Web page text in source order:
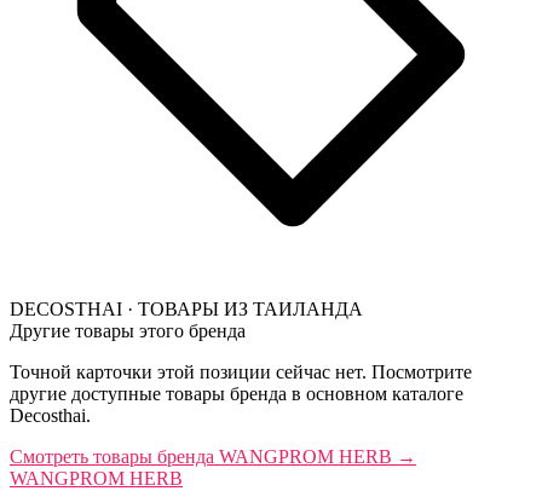
DECOSTHAI · ТОВАРЫ ИЗ ТАИЛАНДА
Другие товары этого бренда
Точной карточки этой позиции сейчас нет. Посмотрите
другие доступные товары бренда в основном каталоге
Decosthai.
Смотреть товары бренда WANGPROM HERB →
WANGPROM HERB